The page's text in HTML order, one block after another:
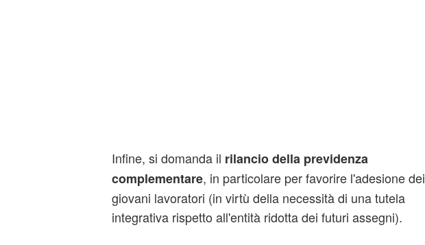
Infine, si domanda il rilancio della previdenza
complementare, in particolare per favorire l'adesione dei
giovani lavoratori (in virtù della necessità di una tutela
integrativa rispetto all'entità ridotta dei futuri assegni).